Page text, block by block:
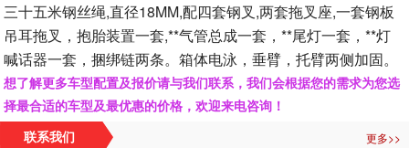
三十五米钢丝绳,直径18MM,配四套钢叉,两套拖叉座,一套钢板
吊耳拖叉，抱胎装置一套,**气管总成一套，**尾灯一套，**灯
喊话器一套，捆绑链两条。箱体电泳，垂臂，托臂两侧加固。
想了解更多车型配置及报价请与我们联系，我们会根据您的需求为您选
择最合适的车型及最优惠的价格，欢迎来电咨询！
联系我们 更多>>